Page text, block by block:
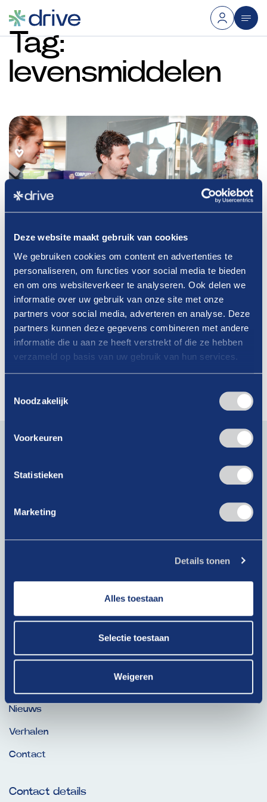
Deze website maakt gebruik van cookies
We gebruiken cookies om content en advertenties te
personaliseren, om functies voor social media te bieden
en om ons websiteverkeer te analyseren. Ook delen we
informatie over uw gebruik van onze site met onze
partners voor social media, adverteren en analyse. Deze
partners kunnen deze gegevens combineren met andere
informatie die u aan ze heeft verstrekt of die ze hebben
verzameld op basis van uw gebruik van hun services.
Noodzakelijk
Voorkeuren
Statistieken
Marketing
Details tonen
Alles toestaan
Selectie toestaan
Weigeren
Tag:
levensmiddelen
Voorkom boetes! Registratie verplicht
via ‘MijnNVWA-omgeving’
Blijf op de hoogte van actueel branchenieuws. Schrijf je
in voor onze nieuwsbrief!
E-
Dit is onze Drive
Nieuws
Verhalen
Contact
Contact details